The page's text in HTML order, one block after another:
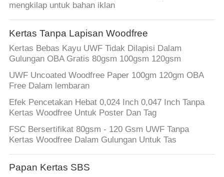
mengkilap untuk bahan iklan
Kertas Tanpa Lapisan Woodfree
Kertas Bebas Kayu UWF Tidak Dilapisi Dalam
Gulungan OBA Gratis 80gsm 100gsm 120gsm
UWF Uncoated Woodfree Paper 100gm 120gm OBA
Free Dalam lembaran
Efek Pencetakan Hebat 0,024 Inch 0,047 Inch Tanpa
Kertas Woodfree Untuk Poster Dan Tag
FSC Bersertifikat 80gsm - 120 Gsm UWF Tanpa
Kertas Woodfree Dalam Gulungan Untuk Tas
Papan Kertas SBS